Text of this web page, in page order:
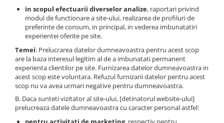
in scopul efectuarii diverselor analize, raportari privind
modul de functionare a site-ului, realizarea de profiluri de
preferinte de consum, in principal, in vederea imbunatatiri
experientei oferite pe site.
Temei: Prelucrarea datelor dumneavoastra pentru acest scop
are la baza interesul legitim al de a imbunatati permanent
experienta clientilor pe site. Furnizarea datelor dumneavoastra in
acest scop este voluntara. Refuzul furnizarii datelor pentru acest
scop nu va avea urmari negative pentru dumneavoastra.
B. Daca sunteti vizitator al site-ului, [detinatorul website-ului]
prelucreaza datele dumneavoastra cu caracter personal astfel: